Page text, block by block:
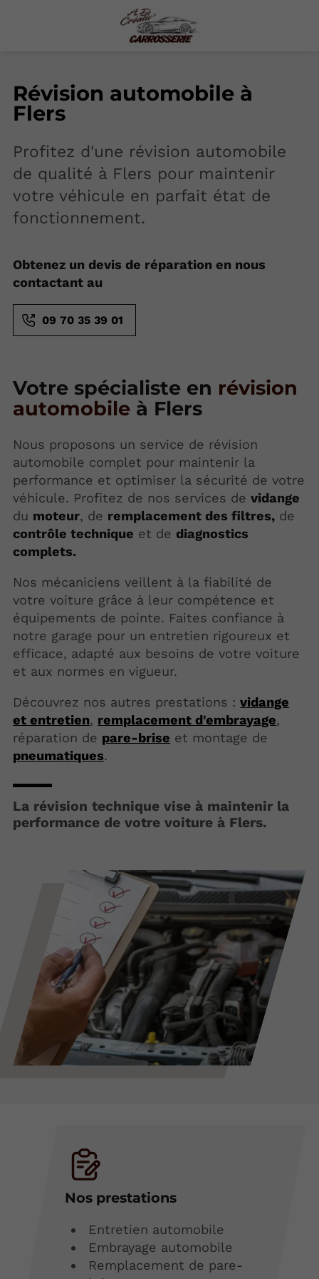
Révision automobile à
Flers
Profitez d'une révision automobile
de qualité à Flers pour maintenir
votre véhicule en parfait état de
fonctionnement.
Obtenez un devis de réparation en nous
contactant au
09 70 35 39 01
Votre spécialiste en révision
automobile à Flers
Nous proposons un service de révision
automobile complet pour maintenir la
performance et optimiser la sécurité de votre
véhicule. Profitez de nos services devidange
du moteur, de remplacement des filtres, de
contrôle technique et de diagnostics
complets.
Nos mécaniciens veillent à la fiabilité de
votre voiture grâce à leur compétence et
équipements de pointe. Faites confiance à
notre garage pour un entretien rigoureux et
efficace, adapté aux besoins de votre voiture
et aux normes en vigueur.
Découvrez nos autres prestations :vidange
et entretien, remplacement d'embrayage,
réparation de pare-brise et montage de
pneumatiques.
La révision technique vise à maintenir la
performance de votre voiture à Flers.
Nos prestations
Entretien automobile
Embrayage automobile
Remplacement de pare-